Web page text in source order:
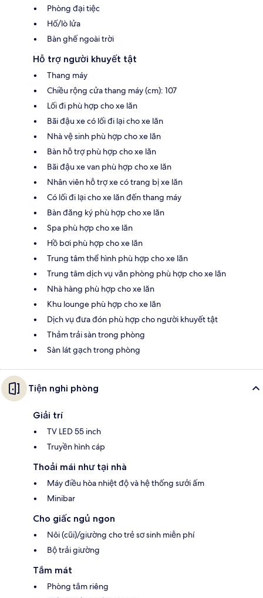
Phòng đại tiệc
Hố/lò lửa
Bàn ghế ngoài trời
Hỗ trợ người khuyết tật
Thang máy
Chiều rộng cửa thang máy (cm): 107
Lối đi phù hợp cho xe lăn
Bãi đậu xe có lối đi lại cho xe lăn
Nhà vệ sinh phù hợp cho xe lăn
Bàn hỗ trợ phù hợp cho xe lăn
Bãi đậu xe van phù hợp cho xe lăn
Nhân viên hỗ trợ xe có trang bị xe lăn
Có lối đi lại cho xe lăn đến thang máy
Bàn đăng ký phù hợp cho xe lăn
Spa phù hợp cho xe lăn
Hồ bơi phù hợp cho xe lăn
Trung tâm thể hình phù hợp cho xe lăn
Trung tâm dịch vụ văn phòng phù hợp cho xe lăn
Nhà hàng phù hợp cho xe lăn
Khu lounge phù hợp cho xe lăn
Dịch vụ đưa đón phù hợp cho người khuyết tật
Thảm trải sàn trong phòng
Sàn lát gạch trong phòng
Tiện nghi phòng
Giải trí
TV LED 55 inch
Truyền hình cáp
Thoải mái như tại nhà
Máy điều hòa nhiệt độ và hệ thống sưởi ấm
Minibar
Cho giấc ngủ ngon
Nôi (cũi)/giường cho trẻ sơ sinh miễn phí
Bộ trải giường
Tắm mát
Phòng tắm riêng